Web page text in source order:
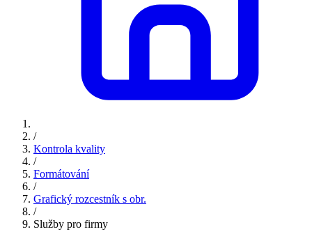
/
Kontrola kvality
/
Formátování
/
Grafický rozcestník s obr.
/
Služby pro firmy